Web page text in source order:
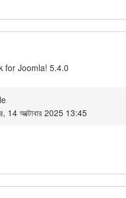
for Joomla! 5.4.0
14 অক্টোবার 2025 13:45